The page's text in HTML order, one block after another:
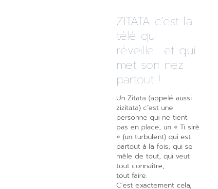
ZITATA c’est la
télé qui
réveille... et qui
met son nez
partout !
Un Zitata (appelé aussi
zizitata) c’est une
personne qui ne tient
pas en place, un « Ti sirè
» (un turbulent) qui est
partout à la fois, qui se
mêle de tout, qui veut
tout connaître,
tout faire.
C’est exactement cela,